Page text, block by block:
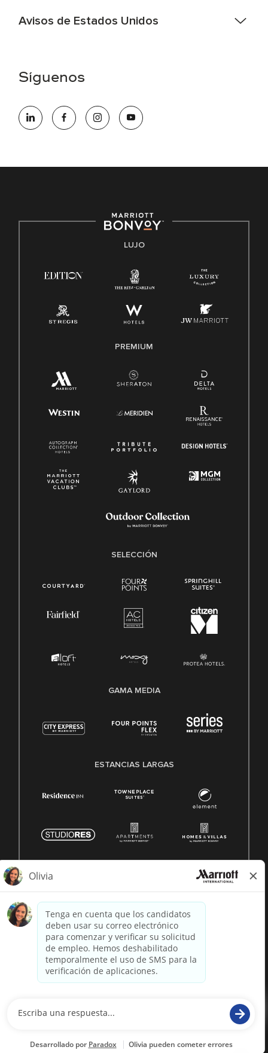
Avisos de Estados Unidos
electrónico hqaffirmativeaction@marriott.com
oportunidades que se compromete a contratar una fuerza
de trabajo diversa y a mantener una cultura inclusiva.
Derecho a trabajar inglés/español
Conozca sus derechos
Ley de licencia familiar y médica (FMLA)
Síguenos
LUJO
PREMIUM
SELECCIÓN
GAMA MEDIA
ESTANCIAS LARGAS
reservados. Marriott información patentada
paradox.ai